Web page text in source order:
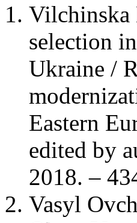
Vilchinska
selection
Ukraine /
Eastern
edited by
2018. –
Vasyl